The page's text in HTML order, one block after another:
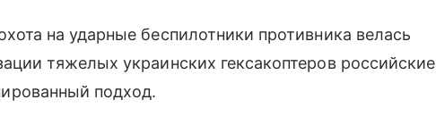
на ударные беспилотники противника велась
тяжелых украинских гексакоптеров российские
подход.